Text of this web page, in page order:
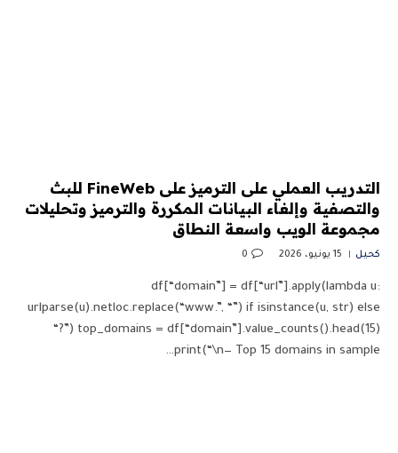
التدريب العملي على الترميز على FineWeb للبث
والتصفية وإلغاء البيانات المكررة والترميز وتحليلات
مجموعة الويب واسعة النطاق
كحيل 15 يونيو، 2026 0
df[“domain”] = df[“url”].apply(lambda u:
urlparse(u).netloc.replace(“www.”, “”) if isinstance(u, str) else
“?”) top_domains = df[“domain”].value_counts().head(15)
print(“\n— Top 15 domains in sample…